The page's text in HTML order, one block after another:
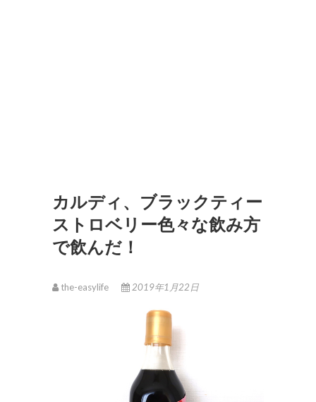
カルディ、ブラックティー
ストロベリー色々な飲み方
で飲んだ！
the-easylife 2019年1月22日